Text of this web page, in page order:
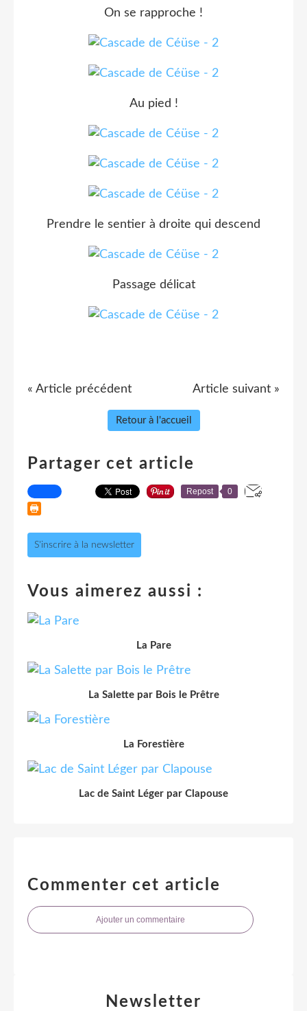
On se rapproche !
Au pied !
Prendre le sentier à droite qui descend
Passage délicat
« Article précédent Article suivant »
Retour à l'accueil
Partager cet article
Repost 0
S'inscrire à la newsletter
Vous aimerez aussi :
La Pare
La Salette par Bois le Prêtre
La Forestière
Lac de Saint Léger par Clapouse
Commenter cet article
Ajouter un commentaire
Newsletter